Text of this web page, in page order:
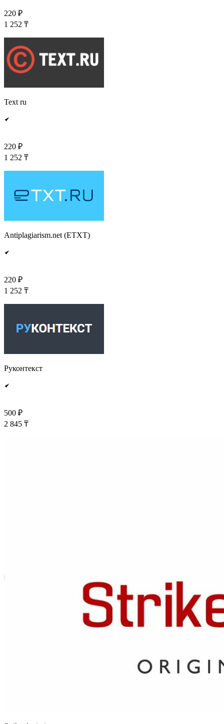
220 ₽
1 252 ₸
Text ru
220 ₽
1 252 ₸
Antiplagiarism.net (ETXT)
220 ₽
1 252 ₸
Руконтекст
500 ₽
2 845 ₸